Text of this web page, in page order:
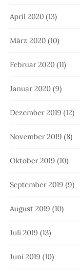
April 2020 (13)
März 2020 (10)
Februar 2020 (11)
Januar 2020 (9)
Dezember 2019 (12)
November 2019 (8)
Oktober 2019 (10)
September 2019 (9)
August 2019 (10)
Juli 2019 (13)
Juni 2019 (10)